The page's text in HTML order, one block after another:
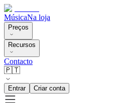
MúsicaNa loja
Preços
Recursos
Contacto
🇵🇹
Entrar Criar conta